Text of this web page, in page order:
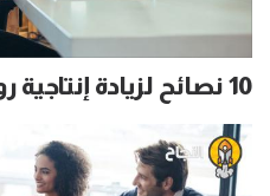
10 نصائح لزيادة إنتاجية رواد الأعمال